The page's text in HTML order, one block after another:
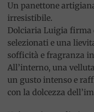
Un panettone
irresistibile.
Dolciaria Luigia firma
selezionati e una
sofficità e fragranza
All’interno, una
un gusto intenso e
con la dolcezza